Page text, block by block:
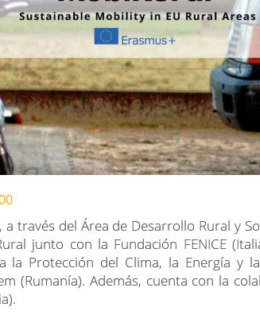
a través del Área de Desarrollo Rural y
junto con la Fundación FENICE
la Protección del Clima, la Energía y
(Rumanía). Además, cuenta con la